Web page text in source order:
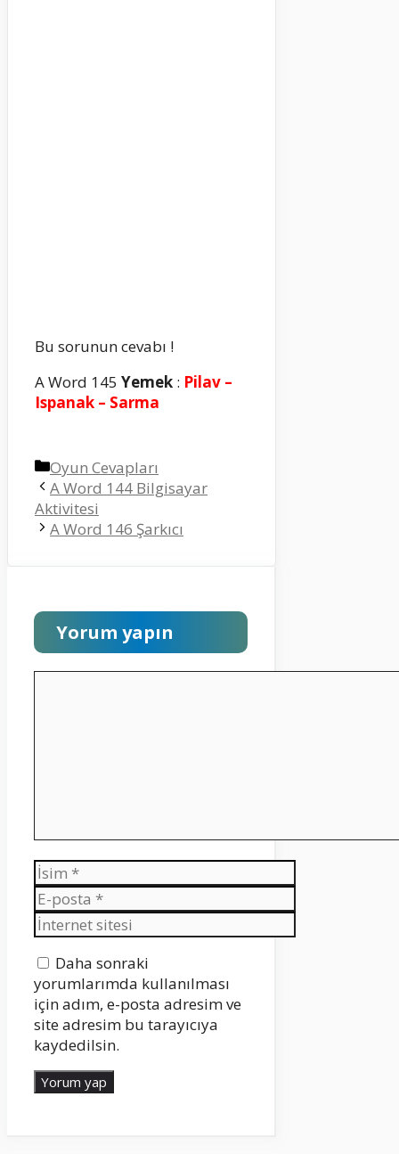
Bu sorunun cevabı !
A Word 145 Yemek : Pilav –
Ispanak – Sarma
Kategoriler
Oyun Cevapları
A Word 144 Bilgisayar
Aktivitesi
A Word 146 Şarkıcı
Yorum yapın
İsim
E-
posta
İnternet
sitesi
Daha sonraki
yorumlarımda kullanılması
için adım, e-posta adresim ve
site adresim bu tarayıcıya
kaydedilsin.